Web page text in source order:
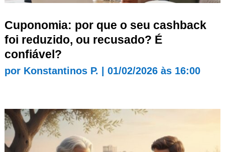
Cuponomia: por que o seu cashback
foi reduzido, ou recusado? É
confiável?
por Konstantinos P. 01/02/2026 às 16:00